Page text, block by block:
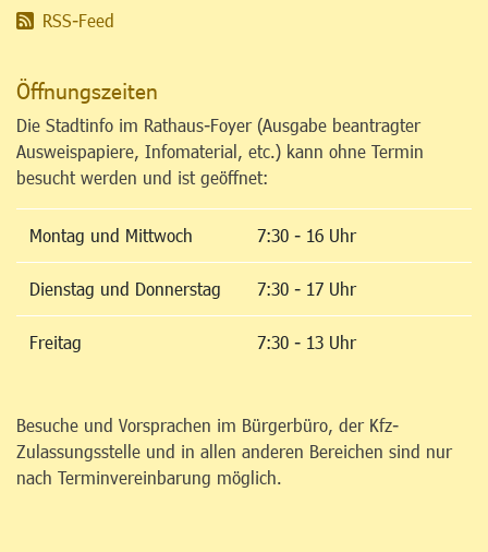
RSS-Feed
Öffnungszeiten
Die Stadtinfo im Rathaus-Foyer (Ausgabe beantragter
Ausweispapiere, Infomaterial, etc.) kann ohne Termin
besucht werden und ist geöffnet:
Montag und Mittwoch 7:30 - 16 Uhr
Dienstag und Donnerstag 7:30 - 17 Uhr
Freitag 7:30 - 13 Uhr
Besuche und Vorsprachen im Bürgerbüro, der Kfz-
Zulassungsstelle und in allen anderen Bereichen sind nur
nach Terminvereinbarung möglich.